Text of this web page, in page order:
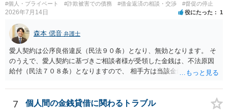
#個人・プライベート #詐欺被害での債務 #借金返済の相談・交渉 #督促の停止
2026年7月14日 役にたった 1
森本 偲音 弁護士
愛人契約は公序良俗違反（民法９０条）となり、無効となります。 そ
のうえで、愛人契約に基づきご相談者様が受領した金銭は、不法原因
給付（民法７０８条）となりますので、 相手方は当該金銭の返還請求
7 個人間の金銭貸借に関わるトラブル